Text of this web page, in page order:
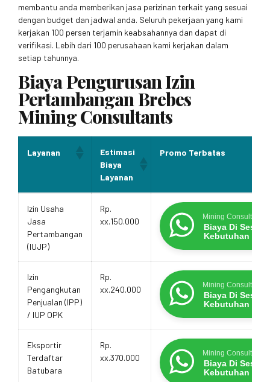
membantu anda memberikan jasa perizinan terkait yang sesuai
dengan budget dan jadwal anda. Seluruh pekerjaan yang kami
kerjakan 100 persen terjamin keabsahannya dan dapat di
verifikasi. Lebih dari 100 perusahaan kami kerjakan dalam
setiap tahunnya.
Biaya Pengurusan Izin
Pertambangan Brebes
Mining Consultants
Layanan
Estimasi
Biaya
Layanan
Promo Terbatas
Biaya
Layanan
Promo Terbatas
Izin Usaha
Jasa
Pertambangan
(IUJP)
Rp.
xx.150.000
Mining Consultants
Biaya Di
Kebutuhan
Izin
Pengangkutan
Penjualan (IPP)
/ IUP OPK
Rp.
xx.240.000
Mining Consultants
Biaya Di
Kebutuhan
Eksportir
Terdaftar
Batubara
Rp.
xx.370.000
Mining Consultants
Biaya Di
Kebutuhan